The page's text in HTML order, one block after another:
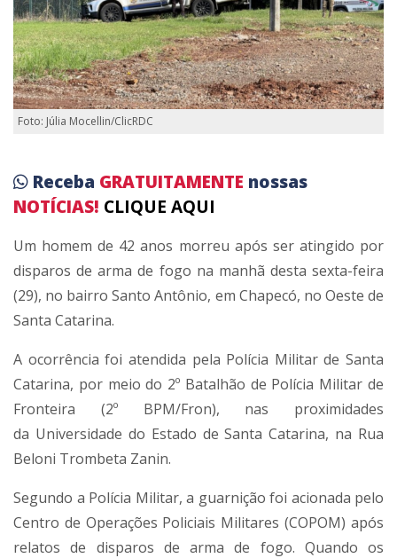
Foto: Júlia Mocellin/ClicRDC
Receba GRATUITAMENTE nossas
NOTÍCIAS! CLIQUE AQUI
Um homem de 42 anos morreu após ser atingido por
disparos de arma de fogo na manhã desta sexta-feira
(29), no bairro Santo Antônio, em Chapecó, no Oeste de
Santa Catarina.
A ocorrência foi atendida pela Polícia Militar de Santa
Catarina, por meio do 2º Batalhão de Polícia Militar de
Fronteira (2º BPM/Fron), nas proximidades
da Universidade do Estado de Santa Catarina, na Rua
Beloni Trombeta Zanin.
Segundo a Polícia Militar, a guarnição foi acionada pelo
Centro de Operações Policiais Militares (COPOM) após
relatos de disparos de arma de fogo. Quando os